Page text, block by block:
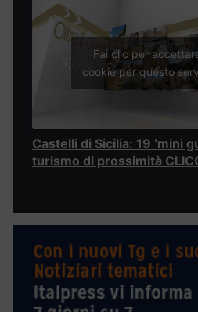
Fai clic per
cookie per questo
Castelli di Sicilia: 19 ‘mini
turismo di prossimità